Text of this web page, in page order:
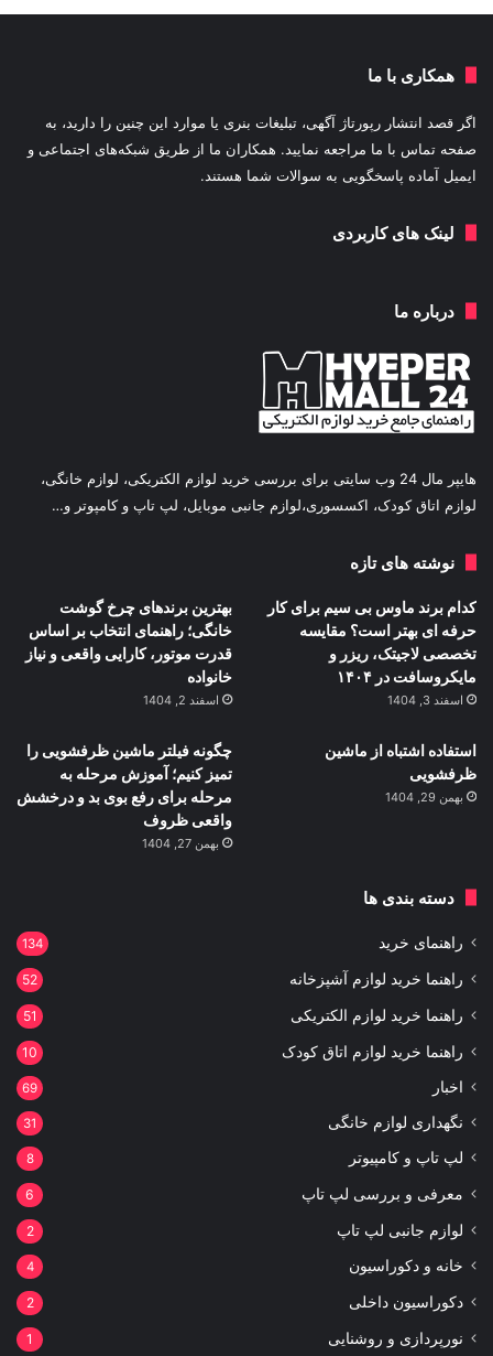
همکاری با ما
اگر قصد انتشار رپورتاژ آگهی، تبلیغات بنری یا موارد این چنین را دارید، به
صفحه تماس با ما مراجعه نمایید. همکاران ما از طریق شبکه‌های اجتماعی و
ایمیل آماده پاسخگویی به سوالات شما هستند.
لینک های کاربردی
درباره ما
هایپر مال 24 وب سایتی برای بررسی خرید لوازم الکتریکی، لوازم خانگی،
لوازم اتاق کودک، اکسسوری،لوازم جانبی موبایل، لپ تاپ و کامپوتر و…
نوشته های تازه
کدام برند ماوس بی سیم برای کار
حرفه ای بهتر است؟ مقایسه
تخصصی لاجیتک، ریزر و
مایکروسافت در ۱۴۰۴
اسفند 3, 1404
بهترین برندهای چرخ گوشت
خانگی؛ راهنمای انتخاب بر اساس
قدرت موتور، کارایی واقعی و نیاز
خانواده
اسفند 2, 1404
استفاده اشتباه از ماشین
ظرفشویی
بهمن 29, 1404
چگونه فیلتر ماشین ظرفشویی را
تمیز کنیم؛ آموزش مرحله به
مرحله برای رفع بوی بد و درخشش
واقعی ظروف
بهمن 27, 1404
دسته بندی ها
راهنمای خرید 134
راهنما خرید لوازم آشپزخانه 52
راهنما خرید لوازم الکتریکی 51
راهنما خرید لوازم اتاق کودک 10
اخبار 69
نگهداری لوازم خانگی 31
لپ تاپ و کامپیوتر 8
معرفی و بررسی لپ تاپ 6
لوازم جانبی لپ تاپ 2
خانه و دکوراسیون 4
دکوراسیون داخلی 2
نورپردازی و روشنایی 1